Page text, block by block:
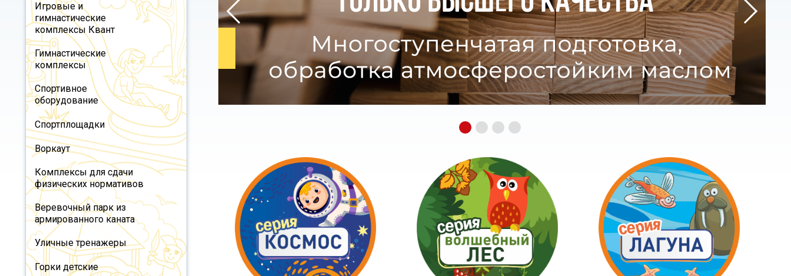
Игровые и
гимнастические
комплексы Квант
Гимнастические
комплексы
Спортивное
оборудование
Спортплощадки
Воркаут
Комплексы для сдачи
физических нормативов
Веревочный парк из
армированного каната
Уличные тренажеры
Горки детские